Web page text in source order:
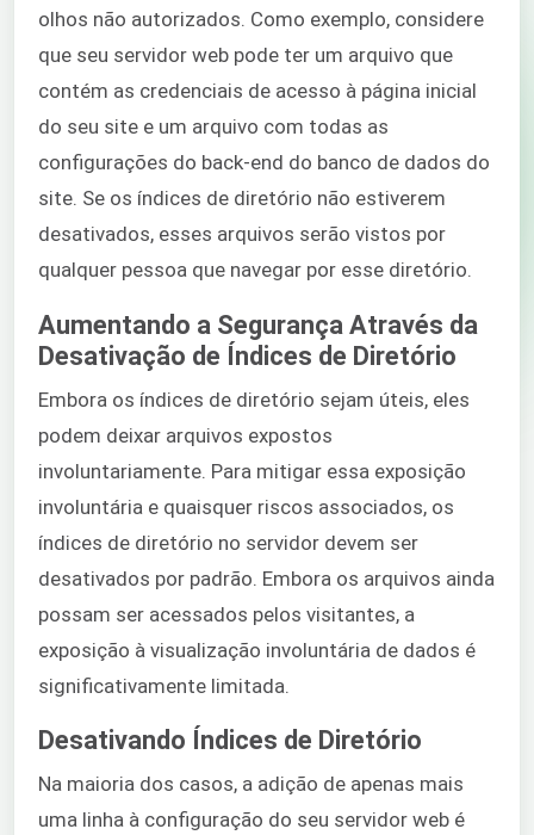
olhos não autorizados. Como exemplo, considere
que seu servidor web pode ter um arquivo que
contém as credenciais de acesso à página inicial
do seu site e um arquivo com todas as
configurações do back-end do banco de dados do
site. Se os índices de diretório não estiverem
desativados, esses arquivos serão vistos por
qualquer pessoa que navegar por esse diretório.
Aumentando a Segurança Através da
Desativação de Índices de Diretório
Embora os índices de diretório sejam úteis, eles
podem deixar arquivos expostos
involuntariamente. Para mitigar essa exposição
involuntária e quaisquer riscos associados, os
índices de diretório no servidor devem ser
desativados por padrão. Embora os arquivos ainda
possam ser acessados pelos visitantes, a
exposição à visualização involuntária de dados é
significativamente limitada.
Desativando Índices de Diretório
Na maioria dos casos, a adição de apenas mais
uma linha à configuração do seu servidor web é